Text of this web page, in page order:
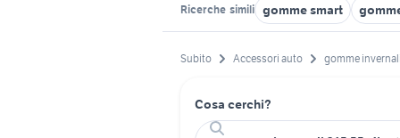
Ricerche simili gomme smart
Subito Accessori auto gomme invernali
Cosa cerchi?